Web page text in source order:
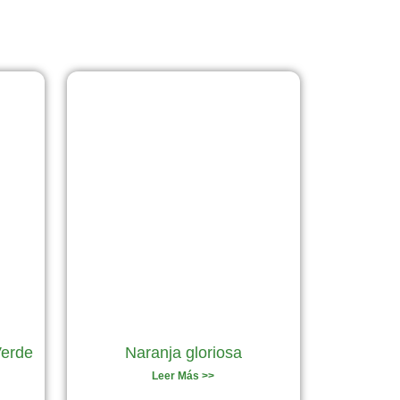
Naranja gloriosa
Leer Más >>